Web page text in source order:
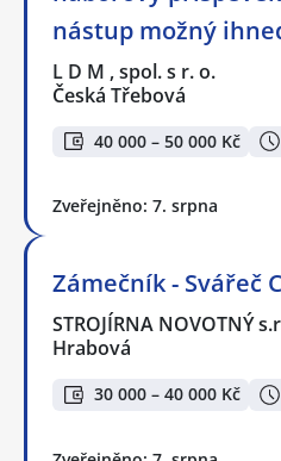
nástup možný
L D M , spol. s r. o.
Česká Třebová
40 000 – 50 000 Kč
Zveřejněno: 7. srpna
Zámečník - Svářeč
STROJÍRNA NOVOTNÝ
Hrabová
30 000 – 40 000 Kč